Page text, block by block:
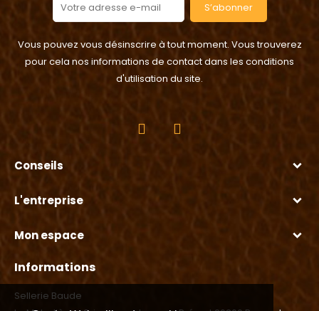
S’abonner
Vous pouvez vous désinscrire à tout moment. Vous trouverez
pour cela nos informations de contact dans les conditions
d'utilisation du site.
Conseils
L'entreprise
Mon espace
Informations
Sellerie Baude